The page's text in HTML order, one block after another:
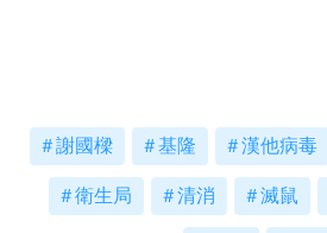
謝國樑 基隆 漢他病毒
衛生局 清消 滅鼠